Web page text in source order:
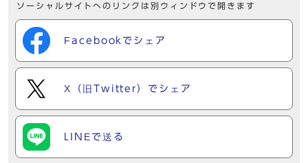
ソーシャルサイトへのリンクは別ウィンドウで開きます
Facebookでシェア
X（旧Twitter）でシェア
LINEで送る